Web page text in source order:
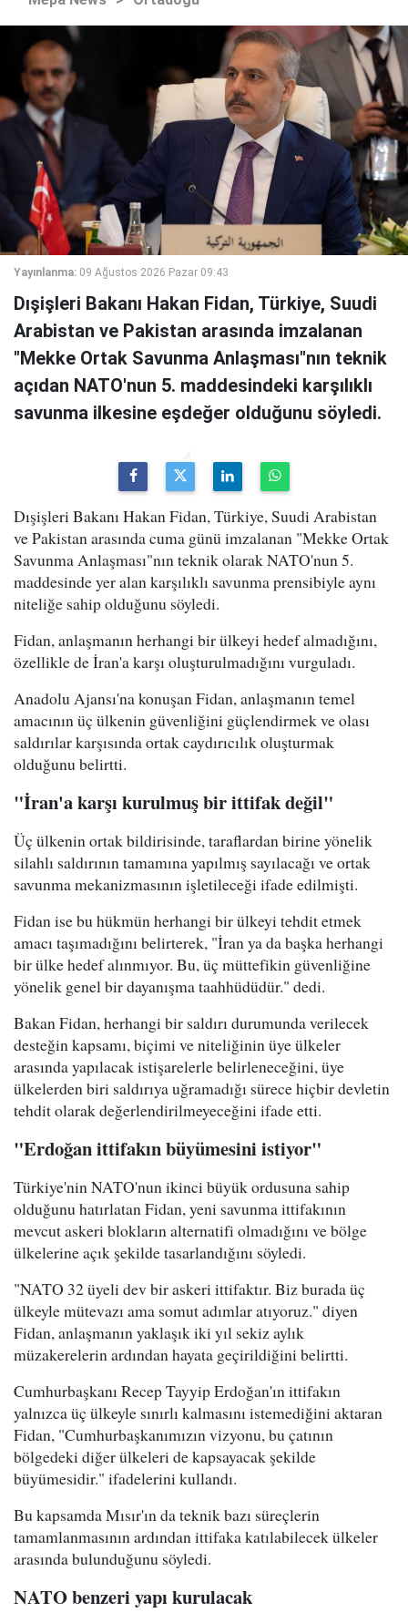
Yayınlanma: 09 Ağustos 2026 Pazar 09:43
Dışişleri Bakanı Hakan Fidan, Türkiye, Suudi
Arabistan ve Pakistan arasında imzalanan
"Mekke Ortak Savunma Anlaşması"nın teknik
açıdan NATO'nun 5. maddesindeki karşılıklı
savunma ilkesine eşdeğer olduğunu söyledi.
Dışişleri Bakanı Hakan Fidan, Türkiye, Suudi Arabistan
ve Pakistan arasında cuma günü imzalanan "Mekke Ortak
Savunma Anlaşması"nın teknik olarak NATO'nun 5.
maddesinde yer alan karşılıklı savunma prensibiyle aynı
niteliğe sahip olduğunu söyledi.
Fidan, anlaşmanın herhangi bir ülkeyi hedef almadığını,
özellikle de İran'a karşı oluşturulmadığını vurguladı.
Anadolu Ajansı'na konuşan Fidan, anlaşmanın temel
amacının üç ülkenin güvenliğini güçlendirmek ve olası
saldırılar karşısında ortak caydırıcılık oluşturmak
olduğunu belirtti.
"İran'a karşı kurulmuş bir ittifak değil"
Üç ülkenin ortak bildirisinde, taraflardan birine yönelik
silahlı saldırının tamamına yapılmış sayılacağı ve ortak
savunma mekanizmasının işletileceği ifade edilmişti.
Fidan ise bu hükmün herhangi bir ülkeyi tehdit etmek
amacı taşımadığını belirterek, "İran ya da başka herhangi
bir ülke hedef alınmıyor. Bu, üç müttefikin güvenliğine
yönelik genel bir dayanışma taahhüdüdür." dedi.
Bakan Fidan, herhangi bir saldırı durumunda verilecek
desteğin kapsamı, biçimi ve niteliğinin üye ülkeler
arasında yapılacak istişarelerle belirleneceğini, üye
ülkelerden biri saldırıya uğramadığı sürece hiçbir devletin
tehdit olarak değerlendirilmeyeceğini ifade etti.
"Erdoğan ittifakın büyümesini istiyor"
Türkiye'nin NATO'nun ikinci büyük ordusuna sahip
olduğunu hatırlatan Fidan, yeni savunma ittifakının
mevcut askeri blokların alternatifi olmadığını ve bölge
ülkelerine açık şekilde tasarlandığını söyledi.
"NATO 32 üyeli dev bir askeri ittifaktır. Biz burada üç
ülkeyle mütevazı ama somut adımlar atıyoruz." diyen
Fidan, anlaşmanın yaklaşık iki yıl sekiz aylık
müzakerelerin ardından hayata geçirildiğini belirtti.
Cumhurbaşkanı Recep Tayyip Erdoğan'ın ittifakın
yalnızca üç ülkeyle sınırlı kalmasını istemediğini aktaran
Fidan, "Cumhurbaşkanımızın vizyonu, bu çatının
bölgedeki diğer ülkeleri de kapsayacak şekilde
büyümesidir." ifadelerini kullandı.
Bu kapsamda Mısır'ın da teknik bazı süreçlerin
tamamlanmasının ardından ittifaka katılabilecek ülkeler
arasında bulunduğunu söyledi.
NATO benzeri yapı kurulacak